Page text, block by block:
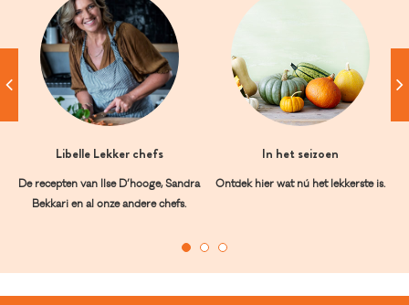
Libelle Lekker chefs
De recepten van Ilse D’hooge, Sandra
Bekkari en al onze andere chefs.
In het seizoen
Ontdek hier wat nú het lekkerste is.